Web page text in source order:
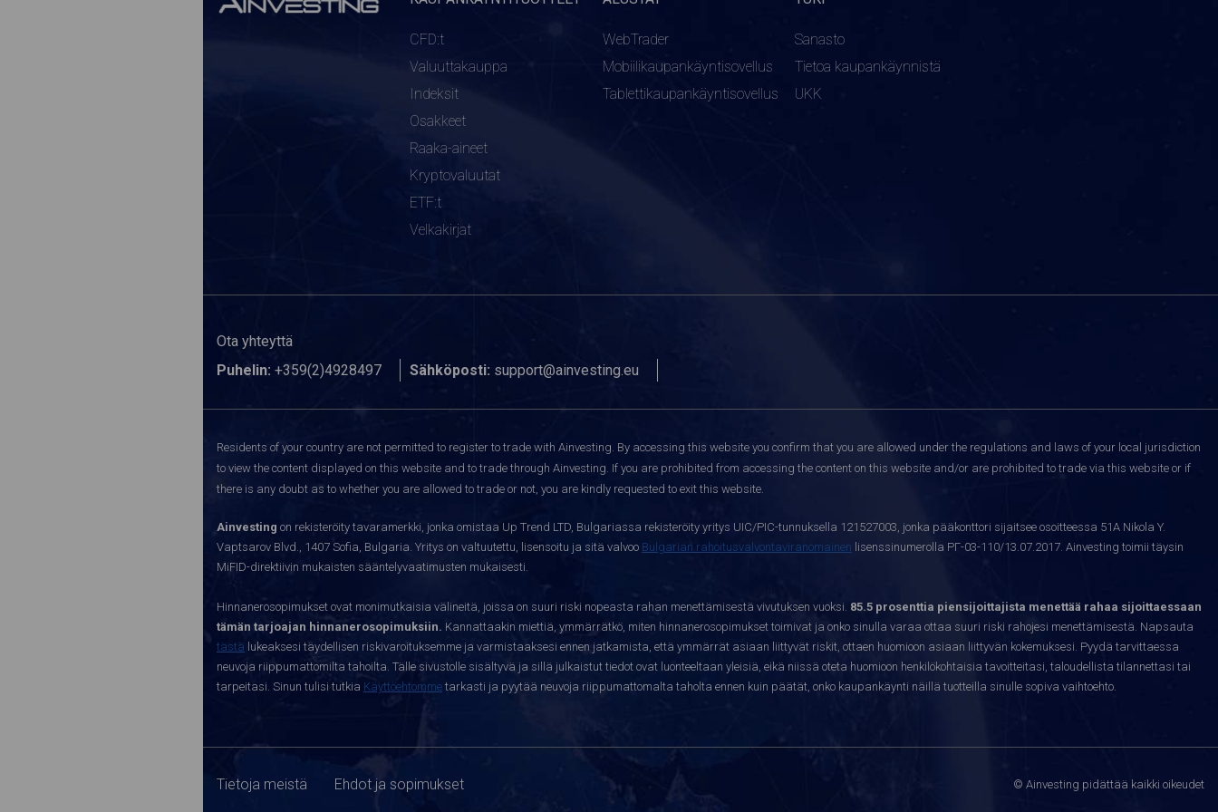
CFD:t
Valuuttakauppa
Indeksit
Osakkeet
Raaka-aineet
Kryptovaluutat
ETF:t
Velkakirjat
WebTrader
Mobiilikaupankäyntisovellus
Tablettikaupankäyntisovellus
Sanasto
Tietoa kaupankäynnistä
UKK
Ota yhteyttä
Puhelin: +359(2)4928497 Sähköposti: support@ainvesting.eu
Residents of your country are not permitted to register to trade with Ainvesting. By accessing this website you confirm that you are allowed under the regulations and laws of your local jurisdiction
to view the content displayed on this website and to trade through Ainvesting. If you are prohibited from accessing the content on this website and/or are prohibited to trade via this website or if
there is any doubt as to whether you are allowed to trade or not, you are kindly requested to exit this website.
Ainvesting on rekisteröity tavaramerkki, jonka omistaa Up Trend LTD, Bulgariassa rekisteröity yritys UIC/PIC-tunnuksella 121527003, jonka pääkonttori sijaitsee osoitteessa 51A Nikola Y.
Vaptsarov Blvd., 1407 Sofia, Bulgaria. Yritys on valtuutettu, lisensoitu ja sitä valvoo Bulgarian rahoitusvalvontaviranomainen lisenssinumerolla РГ-03-110/13.07.2017. Ainvesting toimii täysin
MiFID-direktiivin mukaisten sääntelyvaatimusten mukaisesti.
Hinnanerosopimukset ovat monimutkaisia välineitä, joissa on suuri riski nopeasta rahan menettämisestä vivutuksen vuoksi. 85.5 prosenttia piensijoittajista menettää rahaa sijoittaessaan
tämän tarjoajan hinnanerosopimuksiin. Kannattaakin miettiä, ymmärrätkö, miten hinnanerosopimukset toimivat ja onko sinulla varaa ottaa suuri riski rahojesi menettämisestä. Napsauta
tästä lukeaksesi täydellisen riskivaroituksemme ja varmistaaksesi ennen jatkamista, että ymmärrät asiaan liittyvät riskit, ottaen huomioon asiaan liittyvän kokemuksesi. Pyydä tarvittaessa
neuvoja riippumattomilta tahoilta. Tälle sivustolle sisältyvä ja sillä julkaistut tiedot ovat luonteeltaan yleisiä, eikä niissä oteta huomioon henkilökohtaisia tavoitteitasi, taloudellista tilannettasi tai
tarpeitasi. Sinun tulisi tutkia Käyttöehtomme tarkasti ja pyytää neuvoja riippumattomalta taholta ennen kuin päätät, onko kaupankäynti näillä tuotteilla sinulle sopiva vaihtoehto.
Tietoja meistä Ehdot ja sopimukset © Ainvesting pidättää kaikki oikeudet